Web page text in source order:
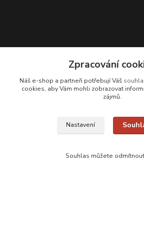
Zákaznická podpora
+420 608 331 344
(Po-Pá, 11-17 hod.; So, 9-12 hod.)
Zpracování
Náš e-shop a partneři potřebují Váš
cookies, aby Vám mohli zobrazovat
zájmů.
Nastavení
Souhlas můžete odmítnout